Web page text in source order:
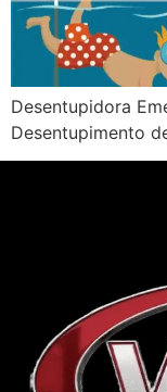
Desentupidora
Desentupimento